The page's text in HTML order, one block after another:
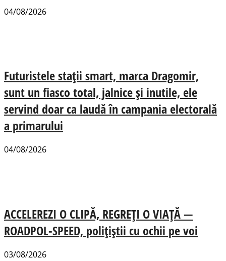
04/08/2026
Futuristele stații smart, marca Dragomir,
sunt un fiasco total, jalnice și inutile, ele
servind doar ca laudă în campania electorală
a primarului
04/08/2026
ACCELEREZI O CLIPĂ, REGREȚI O VIAȚĂ —
ROADPOL-SPEED, polițiștii cu ochii pe voi
03/08/2026